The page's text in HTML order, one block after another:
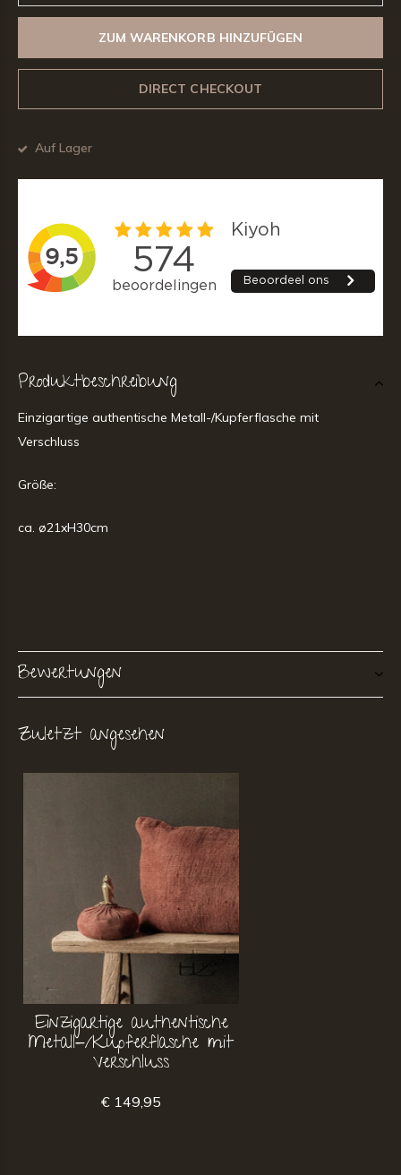
ZUM WARENKORB HINZUFÜGEN
DIRECT CHECKOUT
Auf Lager
Produktbeschreibung
Einzigartige authentische Metall-/Kupferflasche mit
Verschluss
Größe:
ca. ø21xH30cm
Bewertungen
Zuletzt angesehen
Einzigartige authentische
Metall-/Kupferflasche mit
Verschluss
€ 149,95